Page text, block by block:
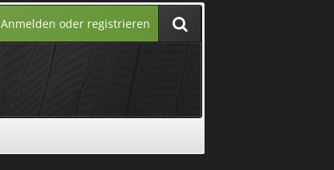
Anmelden oder registrieren